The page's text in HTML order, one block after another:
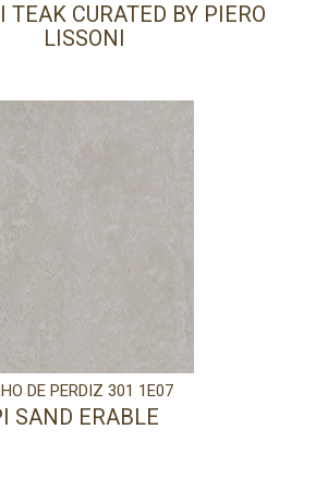
TEAK CURATED BY PIERO
LISSONI
DE PERDIZ 301 1E07
SAND ERABLE